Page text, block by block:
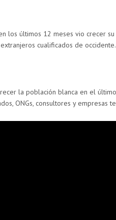
los últimos 12 meses vio crecer
cualificados de occidente.
la población blanca en el
ONGs, consultores y empresas